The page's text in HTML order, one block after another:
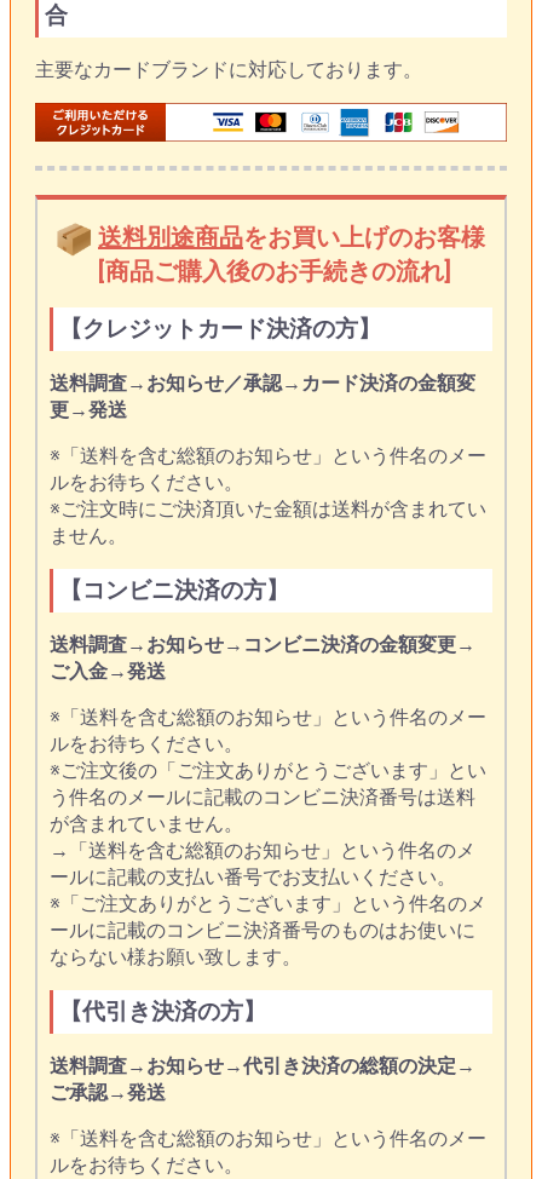
合
主要なカードブランドに対応しております。
送料別途商品をお買い上げのお客様
[商品ご購入後のお手続きの流れ]
【クレジットカード決済の方】
送料調査→ お知らせ／承認→ カード決済の金額変
更→発送
※「送料を含む総額のお知らせ」という件名のメー
ルをお待ちください。
※ご注文時にご決済頂いた金額は送料が含まれてい
ません。
【コンビニ決済の方】
送料調査→ お知らせ→ コンビニ決済の金額変更→
ご入金→発送
※「送料を含む総額のお知らせ」という件名のメー
ルをお待ちください。
※ご注文後の「ご注文ありがとうございます」とい
う件名のメールに記載のコンビニ決済番号は送料
が含まれていません。
→「送料を含む総額のお知らせ」という件名のメ
ールに記載の支払い番号でお支払いください。
※「ご注文ありがとうございます」という件名のメ
ールに記載のコンビニ決済番号のものはお使いに
ならない様お願い致します。
【代引き決済の方】
送料調査→ お知らせ→代引き決済の総額の決定 →
ご承認→発送
※「送料を含む総額のお知らせ」という件名のメー
ルをお待ちください。